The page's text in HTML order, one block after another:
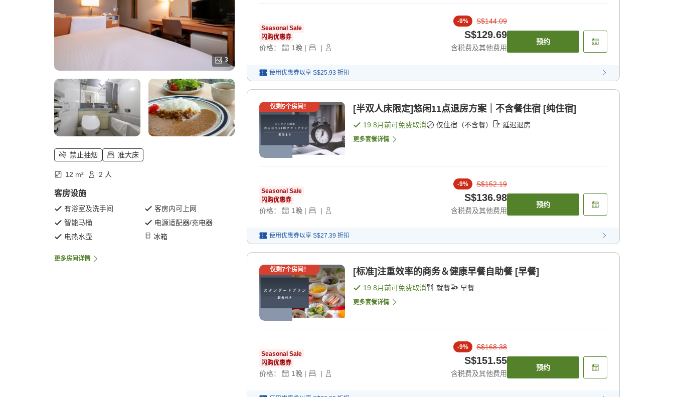
3
禁止抽烟 准大床
12 m² 2 人
客房设施
有浴室及洗手间
客房内可上网
智能马桶
电源适配器/充电器
电热水壶
冰箱
更多房间详情
Seasonal Sale
闪购优惠券
价格： 1晚 | |
-9% S$144.09
S$129.69
含税费及其他费用
预约
使用优惠券以享 S$25.93 折扣
仅剩5个房间！ [半双人床限定]悠闲11点退房方案｜不含餐住宿 [纯住宿]
19 8月前可免费取消 仅住宿（不含餐） 延迟退房
更多套餐详情
Seasonal Sale
闪购优惠券
价格： 1晚 | |
-9% S$152.19
S$136.98
含税费及其他费用
预约
使用优惠券以享 S$27.39 折扣
仅剩7个房间！ [标准]注重效率的商务＆健康早餐自助餐 [早餐]
19 8月前可免费取消 就餐 早餐
更多套餐详情
Seasonal Sale
闪购优惠券
价格： 1晚 | |
-9% S$168.38
S$151.55
含税费及其他费用
预约